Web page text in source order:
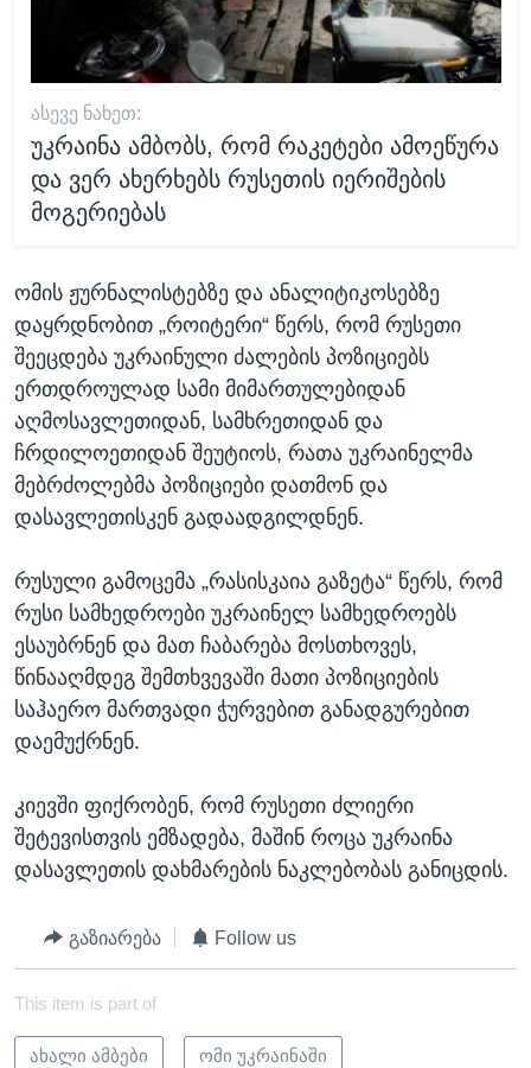
ᲐᲡᲔᲕᲔ ᲜᲐᲮᲔᲗ:
უკრაინა ამბობს, რომ რაკეტები ამოეწურა
და ვერ ახერხებს რუსეთის იერიშების
მოგერიებას
ომის ჟურნალისტებზე და ანალიტიკოსებზე
დაყრდნობით „როიტერი“ წერს, რომ რუსეთი
შეეცდება უკრაინული ძალების პოზიციებს
ერთდროულად სამი მიმართულებიდან
აღმოსავლეთიდან, სამხრეთიდან და
ჩრდილოეთიდან შეუტიოს, რათა უკრაინელმა
მებრძოლებმა პოზიციები დათმონ და
დასავლეთისკენ გადაადგილდნენ.
რუსული გამოცემა „რასისკაია გაზეტა“ წერს, რომ
რუსი სამხედროები უკრაინელ სამხედროებს
ესაუბრნენ და მათ ჩაბარება მოსთხოვეს,
წინააღმდეგ შემთხვევაში მათი პოზიციების
საჰაერო მართვადი ჭურვებით განადგურებით
დაემუქრნენ.
კიევში ფიქრობენ, რომ რუსეთი ძლიერი
შეტევისთვის ემზადება, მაშინ როცა უკრაინა
დასავლეთის დახმარების ნაკლებობას განიცდის.
გაზიარება Follow us
This item is part of
ახალი ამბები ომი უკრაინაში